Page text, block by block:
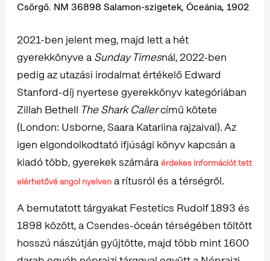
Csörgő. NM 36898 Salamon-szigetek, Óceánia, 1902
2021-ben jelent meg, majd lett a hét
gyerekkönyve aSunday Timesnál, 2022-ben
pedig az utazási irodalmat értékelő Edward
Stanford-díj nyertese gyerekkönyv kategóriában
Zillah Bethell The Shark Callercímű kötete
(London: Usborne, Saara Katariina rajzaival). Az
igen elgondolkodtató ifjúsági könyv kapcsán a
kiadó több, gyerekek számáraérdekes információt tett
elérhetővé angol nyelven a rítusról és a térségről.
A bemutatott tárgyakat Festetics Rudolf 1893 és
1898 között, a Csendes-óceán térségében töltött
hosszú nászútján gyűjtötte, majd több mint 1600